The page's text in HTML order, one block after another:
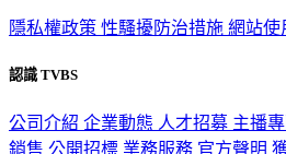
隱私權政策 性騷擾防治措施 網站使
認識 TVBS
公司介紹 企業動態 人才招募 主播
銷售 公開招標 業務服務 官方聲明